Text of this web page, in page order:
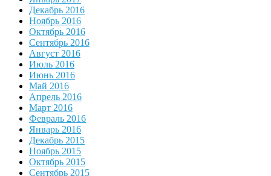
Декабрь 2016
Ноябрь 2016
Октябрь 2016
Сентябрь 2016
Август 2016
Июль 2016
Июнь 2016
Май 2016
Апрель 2016
Март 2016
Февраль 2016
Январь 2016
Декабрь 2015
Ноябрь 2015
Октябрь 2015
Сентябрь 2015